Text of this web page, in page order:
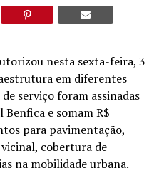
nesta sexta-feira, 3
em diferentes
serviço foram assinadas
e somam R$
para pavimentação,
cobertura de
na mobilidade urbana.